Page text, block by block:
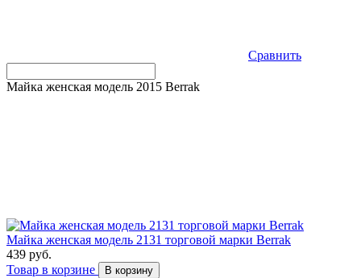
Сравнить
Майка женская модель 2015 Berrak
Майка женская модель 2131 торговой марки Berrak
439 руб.
Товар в корзине
В корзину